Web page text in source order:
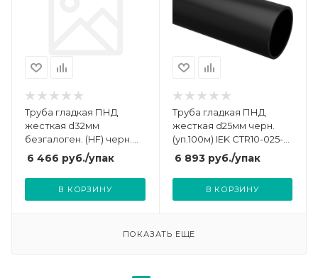
Труба гладкая ПНД
жесткая d32мм
безгалоген. (HF) черн.
(уп.100м) TOKOV
ELECTRIC TKE-THG-PND-
32-100-C05
6 466 руб./упак
В КОРЗИНУ
Труба гладкая ПНД
жесткая d25мм черн.
(уп.100м) IEK CTR10-025-
K02-100-1
6 893руб./упак
В КОРЗИНУ
ПОКАЗАТЬ ЕЩЕ